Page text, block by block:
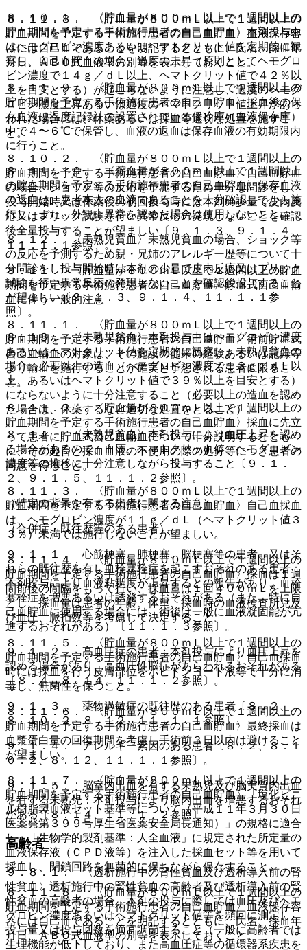
８．１１．８． 〈貯血量が８００ｍＬ以上で１週間以上の
貯血期間を予定する手術施行患者の自己血貯血〉血液保存容
器には自己血であることを明記するとともに、氏名、採血年
月日、ＡＢＯ式血液型の別等を表示しておくこと。
８．１１．９． 〈貯血量が８００ｍＬ以上で１週間以上の
貯血期間を予定する手術施行患者の自己血貯血〉採血後の保
存血液は温度記録計の設置されている保冷庫（血液保存庫）
中で４〜６℃で保管し、血液の返血は保存血液の有効期限内
に行うこと。
８．１１．１０． 〈貯血量が８００ｍＬ以上で１週間以上
の貯血期間を予定する手術施行患者の自己血貯血〉保存血液
の返血は、患者本人の血液であることを十分確認してから施
行し、また、外観上異常を認めた場合は使用しないこと。
８．１２． 〈未熟児貧血〉未熟児貧血の場合、ショック等
の反応を予測するため親・兄姉のアレルギー歴等について十
分問診をし投与開始時は本剤の少量で皮内反応又はプリック
試験を行い異常反応の発現しないことを確認後投与すること
が望ましい〔９．１．３、９．１．４、１１．１．１参
照〕。
８．１３． 〈未熟児貧血〉本剤投与中はヘモグロビン濃度
あるいはヘマトクリット値を定期的に観察し、未熟児貧血の
場合、必要以上の造血（ヘモグロビン濃度で１３ｇ／ｄＬ以
上、あるいはヘマトクリット値で３９％以上を目安とする）
にならないように十分注意すること（必要以上の造血を認め
た場合は、休薬するなど適切な処置をとること）。
８．１４． 〈未熟児貧血〉本剤投与により血圧上昇を認め
る場合があるので、血圧、ヘマトクリット値、ヘモグロビン
濃度等の推移に十分注意しながら投与すること〔９．１．
２、９．１．５、１１．１．２参照〕。
（特定の背景を有する患者に関する注意）
（合併症・既往歴等のある患者）
９．１．１． 心筋梗塞、肺梗塞、脳梗塞等の患者、又はそ
れらの既往歴を有し血栓塞栓症を起こすおそれのある患者：
本剤投与により血液粘稠度が上昇するとの報告があり、血栓
塞栓症を増悪あるいは誘発するおそれがある（また、特に自
己血貯血に使用する場合には、術後は一般に血液凝固能が亢
進するおそれがある）〔１１．１．３参照〕。
９．１．２． 高血圧症の患者：本剤投与により血圧上昇を
認める場合があり、高血圧性脳症があらわれるおそれがある
〔８．４、８．１４、１１．１．２参照〕。
９．１．３． 薬物過敏症の既往歴のある患者〔８．２、
８．１０．２、８．１２、１１．１．１参照〕。
９．１．４． アレルギー素因のある患者〔８．２、８．１
０．２、８．１２、１１．１．１参照〕。
９．１．５． 脳室内出血を有する未熟児及び脳実質内出血
を有する未熟児：本剤投与により脳内出血を増悪するおそれ
がある〔８．１４、１１．１．２参照〕。
高齢者
９．８．１． 〈透析施行中の腎性貧血及び透析導入前の腎
性貧血〉透析施行中の腎性貧血の高齢者及び透析導入前の腎
性貧血の高齢者の場合、本剤の投与に際しては血圧及びヘモ
グロビン濃度あるいはヘマトクリット値等を頻回に測定し、
投与量又は投与回数を適宜調節すること（一般に高齢者では
生理機能が低下しており、また高血圧症等の循環器系疾患を
８．１０．１． 〈貯血量が８００ｍＬ以上で１週間以上の
貯血期間を予定する手術施行患者の自己血貯血〉本剤投与中
はヘモグロビン濃度あるいはヘマトクリット値を定期的に観
察し、自己血貯血の場合、過度の上昇（原則としてヘモグロ
ビン濃度で１４ｇ／ｄＬ以上、ヘマトクリット値で４２％以
上を目安とする）が起こらないように注意し、過度のヘモグ
ロビン濃度上昇あるいは過度のヘマトクリット値上昇があら
われた場合には、休薬あるいは採血等適切な処置を施すこ
と。
８．１０．２． 〈貯血量が８００ｍＬ以上で１週間以上の
貯血期間を予定する手術施行患者の自己血貯血〉自己血貯血
の場合、ショック等の反応を予測するため十分な問診をし、
投与開始時又は休薬後の初回投与時には本剤の少量で皮内反
応又はプリック試験を行い異常反応の発現しないことを確認
後全量投与することが望ましい〔９．１．３、９．１．４、
１１．１．１参照〕。
８．１１． 〈貯血量が８００ｍＬ以上で１週間以上の貯血
期間を予定する手術施行患者の自己血貯血〉貯血式自己血輸
血に伴う一般的注意
８．１１．１． 〈貯血量が８００ｍＬ以上で１週間以上の
貯血期間を予定する手術施行患者の自己血貯血〉術前貯血式
自己血輸血の対象は、その施設の従来の経験あるいは記録等
より輸血を施行することが確実と予想される患者に限るこ
と。
８．１１．２． 〈貯血量が８００ｍＬ以上で１週間以上の
貯血期間を予定する手術施行患者の自己血貯血〉採血に先立
って患者に貯血式自己血輸血について十分説明するととも
に、その趣旨と採血血液の不使用の際の処分等につき患者の
同意を得ること。
８．１１．３． 〈貯血量が８００ｍＬ以上で１週間以上の
貯血期間を予定する手術施行患者の自己血貯血〉自己血採血
は、ヘモグロビン濃度が１１ｇ／ｄＬ（ヘマトクリット値３
３％）未満では施行しないことが望ましい。
８．１１．４． 〈貯血量が８００ｍＬ以上で１週間以上の
貯血期間を予定する手術施行患者の自己血貯血〉採血は１週
間前後の間隔をもって行い、採血量は１回４００ｍＬを上限
とし、採血量は患者の年齢、体重、採血時の血液検査所見及
び血圧、脈拍数等を考慮して決定すること。
８．１１．５． 〈貯血量が８００ｍＬ以上で１週間以上の
貯血期間を予定する手術施行患者の自己血貯血〉自己血採血
時には採血を行う皮膚部位をポビドンヨード液等で十分に消
毒し、無菌性を保つこと。
８．１１．６． 〈貯血量が８００ｍＬ以上で１週間以上の
貯血期間を予定する手術施行患者の自己血貯血〉最終採血は
血漿蛋白量の回復期間を考慮し手術前３日以内は避けること
が望ましい。
８．１１．７． 〈貯血量が８００ｍＬ以上で１週間以上の
貯血期間を予定する手術施行患者の自己血貯血〉「塩化ビニ
ル樹脂製血液セット基準等について（平成１１年３月３０日
医薬発第３９９号厚生省医薬安全局長通知）」の規格に適合
し、「生物学的製剤基準：人全血液」に規定された所定量の
血液保存液（ＣＰＤ液等）を注入した採血セット等を用いて
採血し、閉鎖回路を無菌的に保ちながら保存すること。
８．１１．８． 〈貯血量が８００ｍＬ以上で１週間以上の
貯血期間を予定する手術施行患者の自己血貯血〉血液保存容
器には自己血であることを明記するとともに、氏名、採血年
月日、ＡＢＯ式血液型の別等を表示しておくこと。